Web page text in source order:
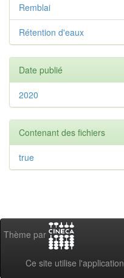
Remblai
Rétention d'eaux
Date publié
2020
Contenant des fichiers
true
Thème par
Ce site utilise l'application